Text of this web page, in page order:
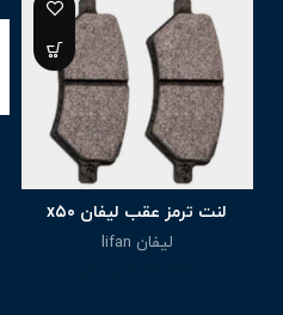
لنت ترمز عقب لیفان x۵۰
لیفان lifan